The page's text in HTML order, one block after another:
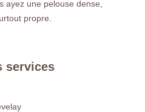
ayez une pelouse dense,
propre.
services